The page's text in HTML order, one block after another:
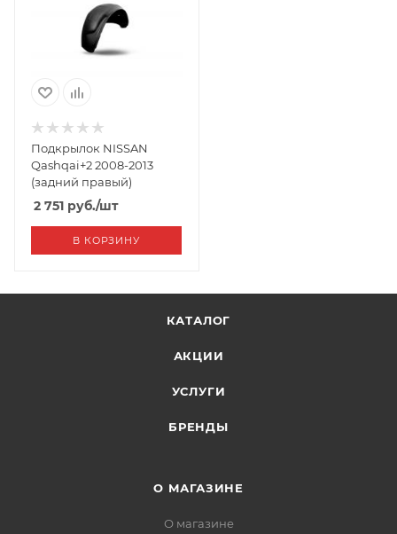
Подкрылок NISSAN
Qashqai+2 2008-2013
(задний правый)
2 751 руб./шт
В КОРЗИНУ
КАТАЛОГ
АКЦИИ
УСЛУГИ
БРЕНДЫ
О МАГАЗИНЕ
О магазине